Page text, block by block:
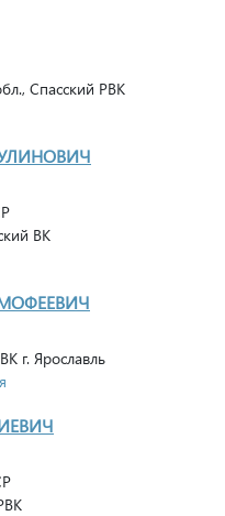
Спасский РВК
ВК
г. Ярославль